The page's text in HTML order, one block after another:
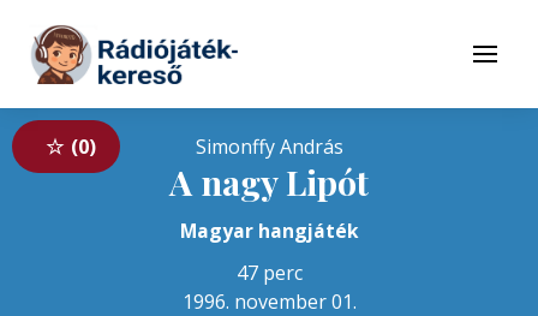
Tovább a tartalomhoz
Menü
0 Simonffy András
A nagy Lipót
Magyar hangjáték
47 perc
1996. november 01.